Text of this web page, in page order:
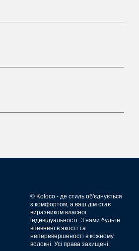
© Koloco - де стиль об'єднується
з комфортом, а ваш дім стає
виразником власної
індивідуальності. З нами будьте
впевнені в якості та
неперевершеності в кожному
волокні. Усі права захищені.